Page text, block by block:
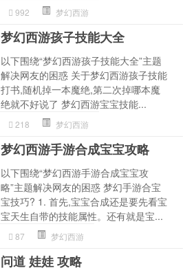
992 梦幻西游
梦幻西游孩子技能大全
以下围绕“梦幻西游孩子技能大全”主题
解决网友的困惑 关于梦幻西游孩子技能
打书,随机掉一本魔绝,第二次掉哪本魔
绝就不好说了 梦幻西游宝宝技能...
218 梦幻西游
梦幻西游手游合成宝宝攻略
以下围绕“梦幻西游手游合成宝宝攻
略”主题解决网友的困惑 梦幻手游合宝
宝技巧? 1. 首先,宝宝合成还是要先看宝
宝天生自带的技能属性。还有就是宝...
87 梦幻西游
问道 娃娃 攻略